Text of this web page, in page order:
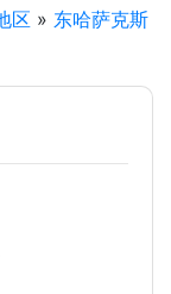
区 » 东哈萨克斯